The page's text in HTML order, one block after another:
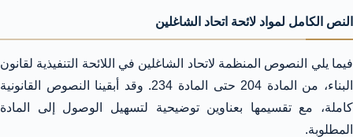
النص الكامل لمواد لائحة اتحاد الشاغلين
فيما يلي النصوص المنظمة لاتحاد الشاغلين في اللائحة التنفيذية لقانون
البناء، من المادة 204 حتى المادة 234. وقد أبقينا النصوص القانونية
كاملة، مع تقسيمها بعناوين توضيحية لتسهيل الوصول إلى المادة
المطلوبة.